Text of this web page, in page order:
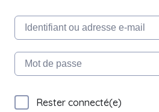
Rester connecté(e)